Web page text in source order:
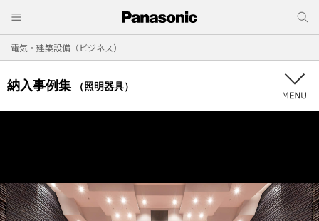
電気・建築設備（ビジネス）
納入事例集 （照明器具）